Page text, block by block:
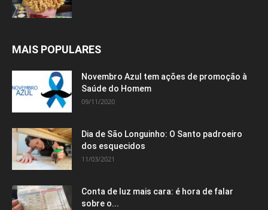
MAIS POPULARES
Novembro Azul tem ações de promoção à
Saúde do Homem
09/11/2020
Dia de São Longuinho: O Santo padroeiro
dos esquecidos
11/03/2021
Conta de luz mais cara: é hora de falar
sobre o...